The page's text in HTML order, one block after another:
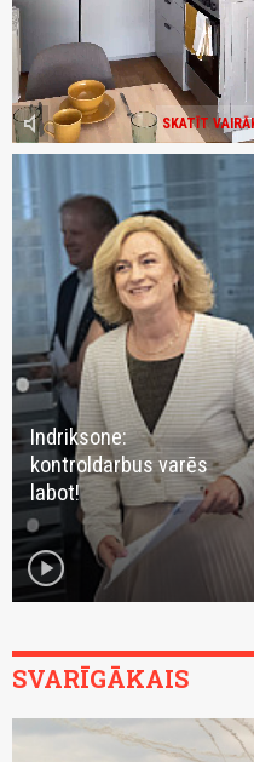
SKATĪT
volume_mute
Indriksone:
kontroldarbus varēs
labot!
play_circle
SVARĪGĀKAIS